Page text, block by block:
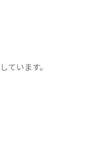
ています。